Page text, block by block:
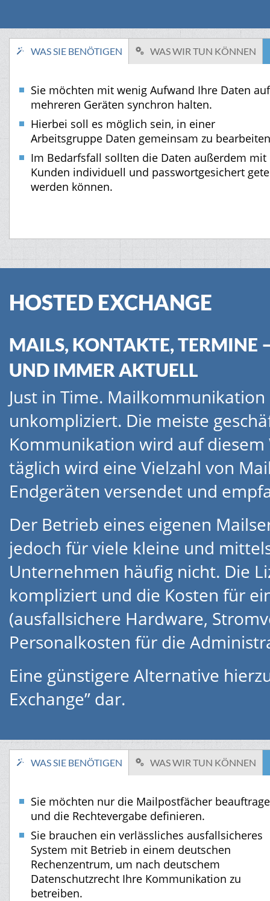
WAS SIE BENÖTIGEN WAS WIR TUN KÖNNEN
Sie möchten mit wenig Aufwand Ihre Daten auf
mehreren Geräten synchron halten.
Hierbei soll es möglich sein, in einer
Arbeitsgruppe Daten gemeinsam zu
Im Bedarfsfall sollten die Daten außerdem mit
Kunden individuell und passwortgesichert
werden können.
HOSTED EXCHANGE
MAILS, KONTAKTE, TERMINE
UND IMMER AKTUELL
Just in Time.
unkompliziert. Die meiste
Kommunikation wird auf diesem
täglich wird eine Vielzahl von
Endgeräten versendet und
Der Betrieb eines eigenen
jedoch für viele kleine und
Unternehmen häufig nicht. Die
kompliziert und die Kosten für
(ausfallsichere Hardware,
Personalkosten für die
Eine günstigere Alternative
Exchange” dar.
WAS SIE BENÖTIGEN WAS WIR TUN KÖNNEN
Sie möchten nur die Mailpostfächer
und die Rechtevergabe definieren.
Sie brauchen ein verlässliches ausfallsicheres
System mit Betrieb in einem deutschen
Rechenzentrum, um nach deutschem
Datenschutzrecht Ihre Kommunikation zu
betreiben.